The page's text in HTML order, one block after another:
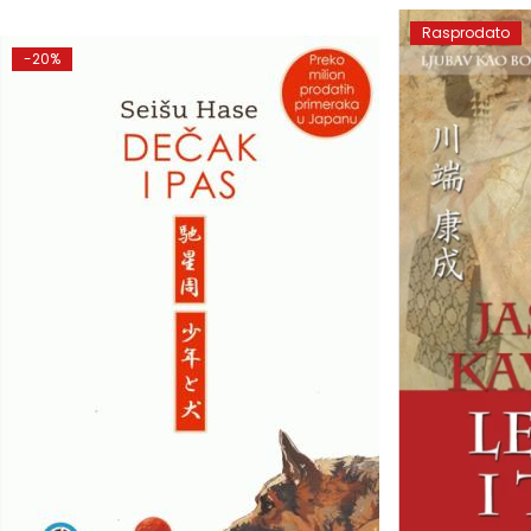
-20%
Rasprodato